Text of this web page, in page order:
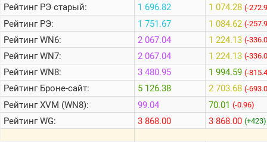
Онлайн
Цветовая
шкала
Теlegram
ВК
Портал
Мира
Танков
РейтингРЭ старый:
РейтингРЭ:
РейтингWN6:
РейтингWN7:
РейтингWN8:
РейтингБроне-сайт:
РейтингXVM (WN8):
РейтингWG:
1 696.82
1 751.67
2 067.04
2 067.04
3 480.95
5 126.38
99.04
3 868.00
1 074.28 (-
1 084.62 (-
1 224.13 (-
1 224.13 (-
1 994.59 (-
2 703.68 (-
70.01 (-0.96)
3 868.00 (+423)